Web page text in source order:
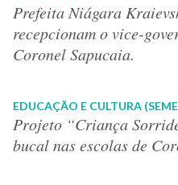
Prefeita Niágara
recepcionam o vice-
Coronel Sapucaia.
EDUCAÇÃO E CULTURA
Projeto “Criança
bucal nas escolas de